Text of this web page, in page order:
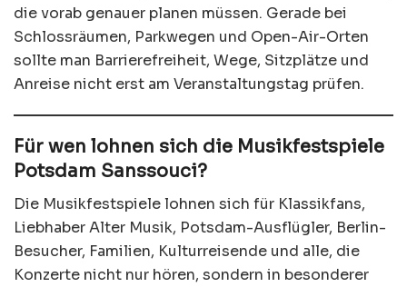
die vorab genauer planen müssen. Gerade bei
Schlossräumen, Parkwegen und Open-Air-Orten
sollte man Barrierefreiheit, Wege, Sitzplätze und
Anreise nicht erst am Veranstaltungstag prüfen.
Für wen lohnen sich die Musikfestspiele
Potsdam Sanssouci?
Die Musikfestspiele lohnen sich für Klassikfans,
Liebhaber Alter Musik, Potsdam-Ausflügler, Berlin-
Besucher, Familien, Kulturreisende und alle, die
Konzerte nicht nur hören, sondern in besonderer